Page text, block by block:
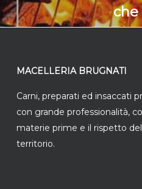
che
MACELLERIA BRUGNATI
Carni, preparati ed insaccati
con grande professionalità,
materie prime e il rispetto
territorio.